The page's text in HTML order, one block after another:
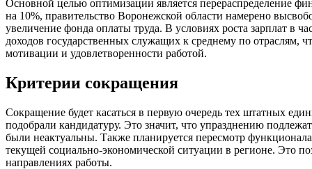
Основной целью оптимизации является перераспределение
на 10%, правительство Воронежской области намерено
увеличение фонда оплаты труда. В условиях роста зарплат в
доходов государственных служащих к среднему по отраслям,
мотивации и удовлетворенности работой.
Критерии сокращения
Сокращение будет касаться в первую очередь тех штатных
подобрали кандидатуру. Это значит, что упразднению
были неактуальны. Также планируется пересмотр
текущей социально-экономической ситуации в регионе. Это
направлениях работы.